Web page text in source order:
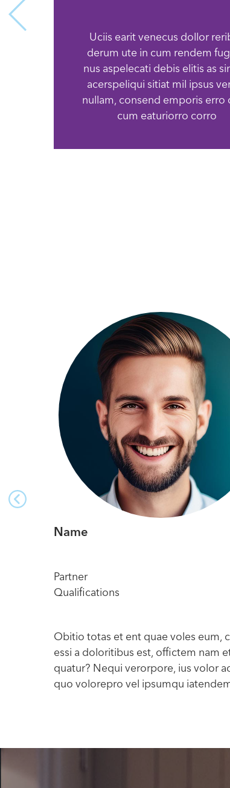
Uciis earit venecus dollor
derum ute in cum rendem
nus aspelecati debis elitis as
acerspeliqui sitiat mil ipsus
nullam, consend emporis erro
cum eaturiorro corro
Name
Partner
Qualifications
Obitio totas et ent quae voles eum,
essi a doloritibus est, offictem nam
quatur? Nequi verorpore, ius volor
quo volorepro vel ipsumqu